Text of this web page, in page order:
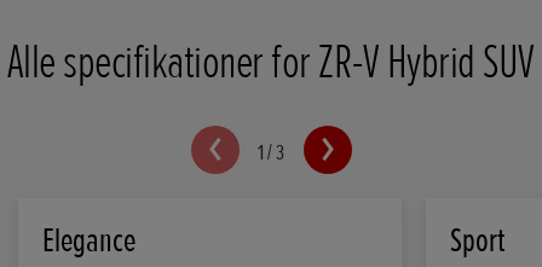
Alle specifikationer for ZR-V Hybrid SUV
1/3
Elegance Sport